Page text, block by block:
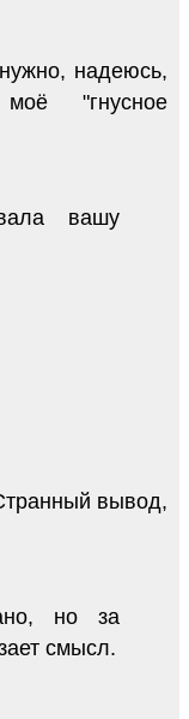
надеюсь,
"гнусное
вашу
вывод,
но за
смысл.